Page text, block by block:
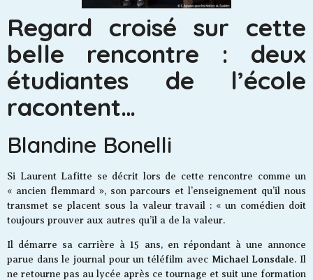
Regard croisé sur cette
belle rencontre : deux
étudiantes de l’école
racontent…
Blandine Bonelli
Si Laurent Lafitte se décrit lors de cette rencontre comme un
« ancien flemmard », son parcours et l’enseignement qu’il nous
transmet se placent sous la valeur travail : « un comédien doit
toujours prouver aux autres qu’il a de la valeur.
Il démarre sa carrière à 15 ans, en répondant à une annonce
parue dans le journal pour un téléfilm avec Michael Lonsdale. Il
ne retourne pas au lycée après ce tournage et suit une formation